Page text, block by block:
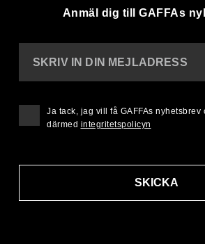
Anmäl dig till GAFFAs
SKRIV IN DIN MEJLADRESS
SKICKA
Ja tack, jag vill få GAFFAs nyhetsbrev
därmed integritetspolicyn